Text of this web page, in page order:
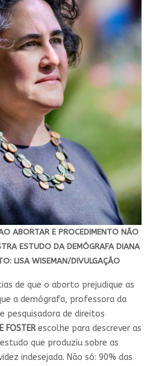
ABORTAR E PROCEDIMENTO NÃO
ESTUDO DA DEMÓGRAFA DIANA
LISA WISEMAN/DIVULGAÇÃO
de que o aborto prejudique as
a demógrafa, professora da
pesquisadora de direitos
FOSTERescolhe para descrever as
que produziu sobre as
indesejada. Não só: 90% das